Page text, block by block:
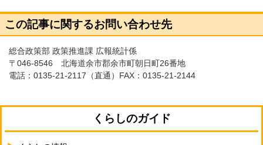
この記事に関するお問い合わせ先
総合政策部 政策推進課 広報統計係
〒046-8546 北海道余市郡余市町朝日町26番地
電話： 0135-21-2117 （直通）FAX：0135-21-2144
くらしのガイド